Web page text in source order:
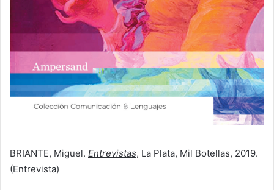
BRIANTE, Miguel. Entrevistas, La Plata, Mil Botellas, 2019.
(Entrevista)